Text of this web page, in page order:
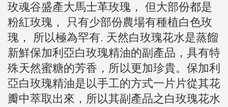
玫魂谷盛產大馬士革玫瑰， 但大部份都是
粉紅玫瑰， 只有少部份農場有種植白色玫
瑰， 所以極為罕有. 天然白玫瑰花水是蒸餾
新鮮保加利亞白玫瑰精油的副產品，具有特
殊天然蜜糖的芳香，所以更加珍貴。保加利
亞白玫瑰精油是以手工的方式一片片從其花
瓣中萃取出來，所以其副產品之白玫瑰花水